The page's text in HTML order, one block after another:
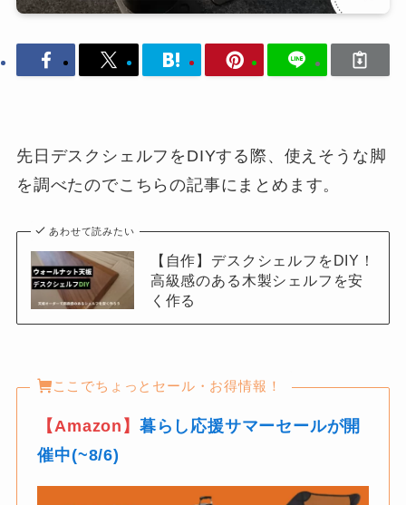
先日デスクシェルフをDIYする際、使えそうな脚
を調べたのでこちらの記事にまとめます。
あわせて読みたい
【自作】デスクシェルフをDIY！
高級感のある木製シェルフを安
く作る
ここでちょっとセール・お得情報！
【Amazon】 暮らし応援サマーセールが開
催中(~8/6)